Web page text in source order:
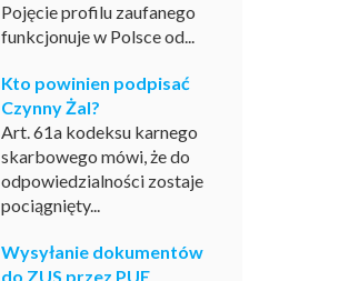
Pojęcie profilu zaufanego
funkcjonuje w Polsce od...
Kto powinien podpisać
Czynny Żal?
Art. 61a kodeksu karnego
skarbowego mówi, że do
odpowiedzialności zostaje
pociągnięty...
Wysyłanie dokumentów
do ZUS przez PUE